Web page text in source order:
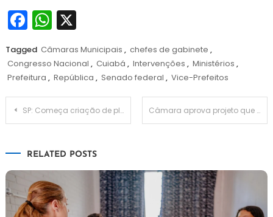
Facebook
WhatsApp
X
Tagged Câmaras Municipais , chefes de gabinete ,
Congresso Nacional , Cuiabá , Intervenções , Ministérios ,
Prefeitura , República , Senado federal , Vice-Prefeitos
Navegação
SP: Começa criação de plano para ajudar municípios durante estiagem Câmara aprova projeto que possibilita ataque a escolas crime hediondo e eleva penas
RELATED POSTS